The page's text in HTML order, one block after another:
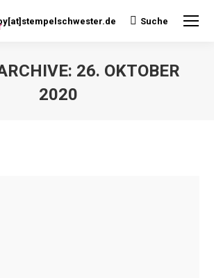
Search:
Suche
26. OKTOBER
2020